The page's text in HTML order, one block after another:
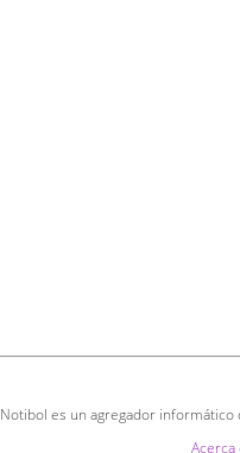
Notibol es un agregador